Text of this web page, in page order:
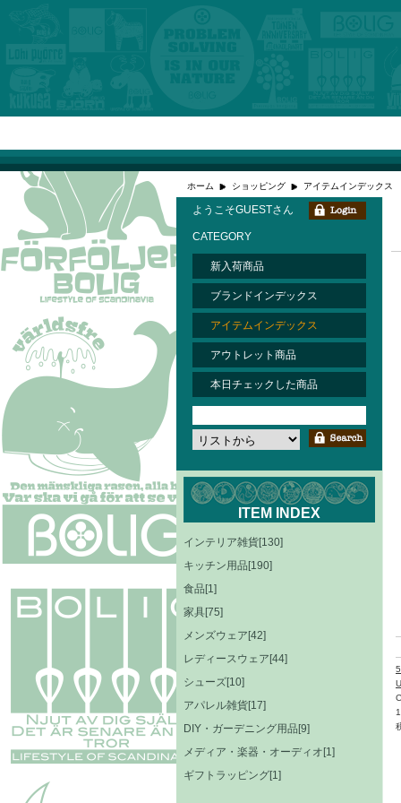
ホーム ショッピング アイテムインデックス
ようこそGUESTさん
CATEGORY
新入荷商品
ブランドインデックス
アイテムインデックス
アウトレット商品
本日チェックした商品
ITEM INDEX
インテリア雑貨[130]
キッチン用品[190]
食品[1]
家具[75]
メンズウェア[42]
レディースウェア[44]
シューズ[10]
アパレル雑貨[17]
DIY・ガーデニング用品[9]
メディア・楽器・オーディオ[1]
ギフトラッピング[1]